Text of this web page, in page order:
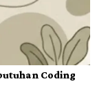
Coding